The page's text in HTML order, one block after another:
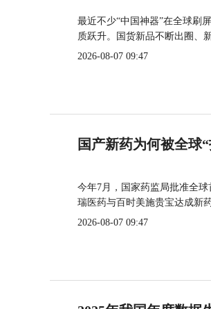
最近不少“中国神器”在全球刷
质跃升。国货新品不断出圈、
2026-08-07 09:47
国产新药为何被全球
今年7月，国家药监局批准全
瑞医药与百时美施贵宝达成新
2026-08-07 09:47